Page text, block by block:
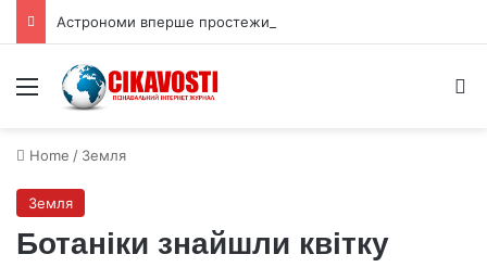
Menu
Home / Земля
Земля
Ботаніки знайшли квітку